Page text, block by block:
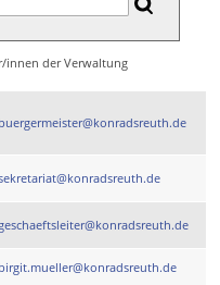
innen der Verwaltung
buergermeister@konradsreuth.de
birgit.mueller@konradsreuth.de